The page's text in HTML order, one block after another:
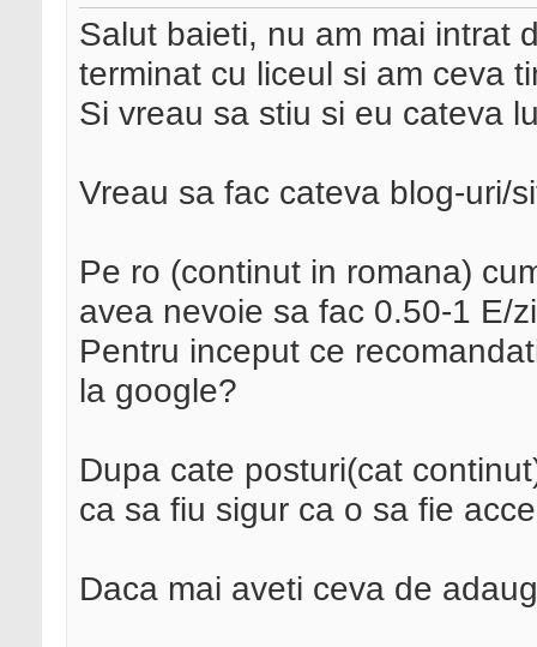
Salut baieti, nu am mai intrat
terminat cu liceul si am ceva
Si vreau sa stiu si eu cateva
Vreau sa fac cateva blog-uri/
Pe ro (continut in romana)
avea nevoie sa fac 0.50-1 E/
Pentru inceput ce
la google?
Dupa cate posturi(cat
ca sa fiu sigur ca o sa fie
Daca mai aveti ceva de